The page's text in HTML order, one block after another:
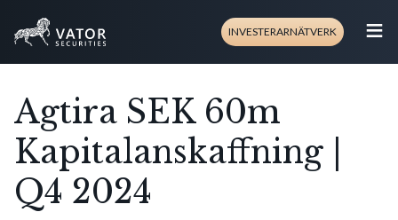
INVESTERARNÄTVERK ≡
Agtira SEK 60m
Kapitalanskaffning |
Q4 2024